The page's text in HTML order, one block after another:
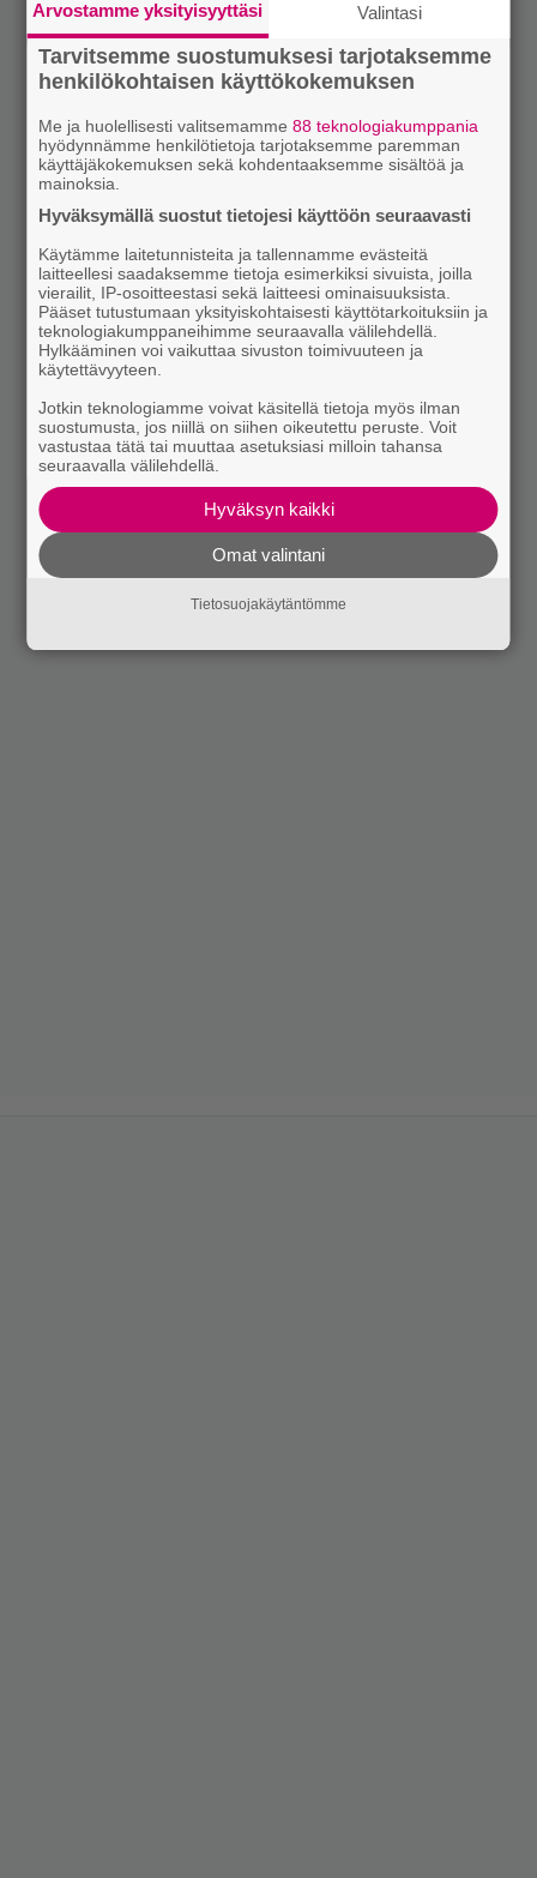
Arvostamme yksityisyyttäsi Valintasi
Tarvitsemme suostumuksesi tarjotaksemme
henkilökohtaisen käyttökokemuksen
Me ja huolellisesti valitsemamme88 teknologiakumppania
hyödynnämme henkilötietoja tarjotaksemme paremman
käyttäjäkokemuksen sekä kohdentaaksemme sisältöä ja
mainoksia.
Hyväksymällä suostut tietojesi käyttöön seuraavasti
Käytämme laitetunnisteita ja tallennamme evästeitä
laitteellesi saadaksemme tietoja esimerkiksi sivuista, joilla
vierailit, IP-osoitteestasi sekä laitteesi ominaisuuksista.
Pääset tutustumaan yksityiskohtaisesti käyttötarkoituksiin ja
teknologiakumppaneihimme seuraavalla välilehdellä.
Hylkääminen voi vaikuttaa sivuston toimivuuteen ja
käytettävyyteen.
Jotkin teknologiamme voivat käsitellä tietoja myös ilman
suostumusta, jos niillä on siihen oikeutettu peruste. Voit
vastustaa tätä tai muuttaa asetuksiasi milloin tahansa
seuraavalla välilehdellä.
Hyväksyn kaikki
Omat valintani
Tietosuojakäytäntömme